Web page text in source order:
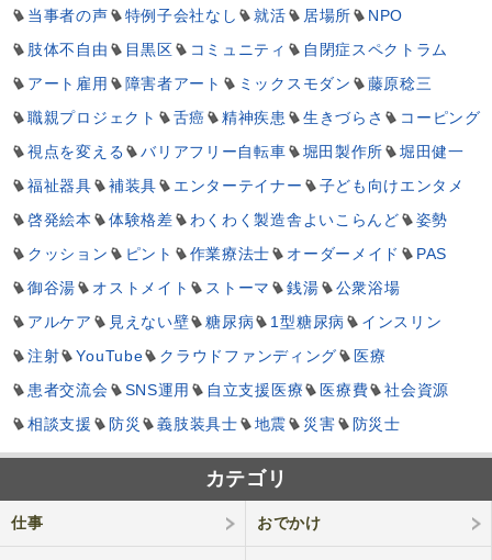
当事者の声
特例子会社なし 就活 居場所
NPO
肢体不自由
目黒区 コミュニティ
自閉症スペクトラム
アート雇用
障害者アート ミックスモダン
藤原稔三
職親プロジェクト
舌癌 精神疾患 生きづらさ
コーピング
視点を変える
バリアフリー自転車 堀田製作所
堀田健一
福祉器具
補装具 エンターテイナー
子ども向けエンタメ
啓発絵本
体験格差 わくわく製造舎よいこらんど
姿勢
クッション
ピント 作業療法士 オーダーメイド
PAS
御谷湯
オストメイト ストーマ 銭湯
公衆浴場
アルケア
見えない壁 糖尿病 1型糖尿病
インスリン
注射
YouTube クラウドファンディング
医療
患者交流会
SNS運用 自立支援医療 医療費
社会資源
相談支援
防災 義肢装具士 地震 災害 防災士
カテゴリ
仕事 おでかけ